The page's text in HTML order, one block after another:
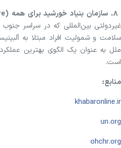
غیردولتی بین‌المللی که در سراسر جنوب
سلامت و شمولیت افراد مبتلا به
است.
منابع:
khabaronline.ir
un.org
ohchr.org